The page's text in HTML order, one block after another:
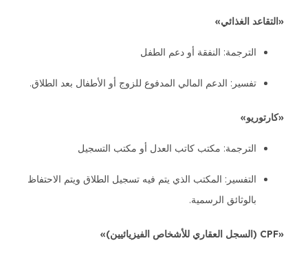
«التقاعد الغذائي»
الترجمة: النفقة أو دعم الطفل
تفسير: الدعم المالي المدفوع للزوج أو الأطفال بعد الطلاق.
«كارتوريو»
الترجمة: مكتب كاتب العدل أو مكتب التسجيل
التفسير: المكتب الذي يتم فيه تسجيل الطلاق ويتم الاحتفاظ
بالوثائق الرسمية.
«CPF (السجل العقاري للأشخاص الفيزيائيين)»